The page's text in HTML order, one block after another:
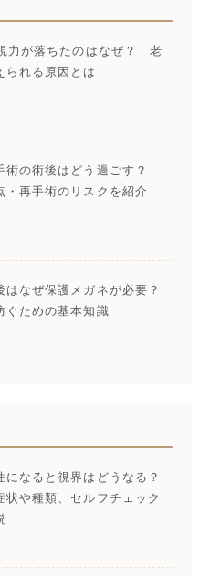
力が落ちたのはなぜ？ 老
られる原因とは
術の術後はどう過ごす？
・再手術のリスクを紹介
はなぜ保護メガネが必要？
ための基本知識
になると視界はどうなる？
や種類、セルフチェック